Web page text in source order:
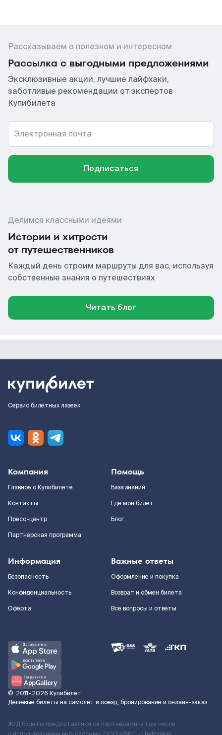
Рассказываем о полезном и интересном
Рассылка с выгодными предложениями
Эксклюзивные акции, лучшие лайфхаки,
заботливые рекомендации от экспертов
Купибилета
Электронная почта
Подписаться
Делимся классными идеями
Истории и хитрости
от путешественников
Каждый день строим маршруты для вас, используя
собственные знания о путешествиях
Читать блог
Сервис билетных лазеек
Компания
Главное о Купибилете
Контакты
Пресс-центр
Партнерская программа
Помощь
База знаний
Где мой билет
Блог
Информация
Безопасность
Конфиденциальность
Оферта
Важные ответы
Оформление и покупка
Возврат и обмен билета
Все вопросы и ответы
© 2011–2026 Купибилет
Дешёвые билеты на самолёт и поезд, бронирование и онлайн-заказ
Ж/Д билеты предоставляются партнёрами, в том числе